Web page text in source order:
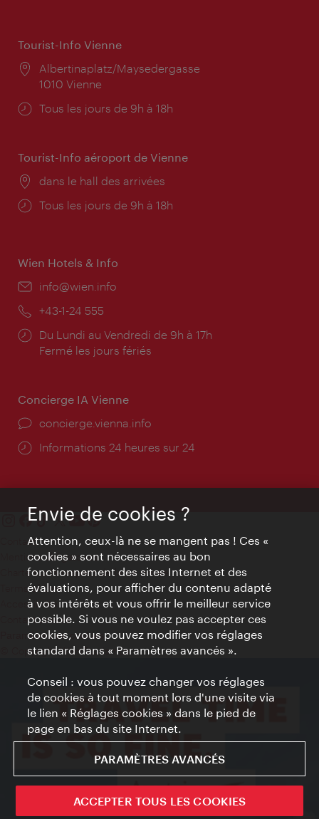
Tourist-Info Vienne
Lieu:
Albertinaplatz/Maysedergasse
1010 Vienne
Horaires
Tous les jours de 9h à 18h
Tourist-Info aéroport de Vienne
Lieu:
dans le hall des arrivées
Horaires
Tous les jours de 9h à 18h
Wien Hotels & Info
E-
info@wien.info
Téléphone:
+43-1-24 555
Horaires
d'ouverture:
Du Lundi au Vendredi de 9h à 17h
Fermé les jours fériés
Concierge IA Vienne
Ort:
concierge.vienna.info
Öffnungszeiten:
Informations 24 heures sur 24
Contact
Mentions obligatoires
Charte sur le respect de la vie privée
Terms of Use
Accessibilité
Contact presse
Paramètres de cookies
© Copyright WienTourismus
Envie de cookies ?
Attention, ceux-là ne se mangent pas ! Ces «
cookies » sont nécessaires au bon
fonctionnement des sites Internet et des
évaluations, pour afficher du contenu adapté
à vos intérêts et vous offrir le meilleur service
possible. Si vous ne voulez pas accepter ces
cookies, vous pouvez modifier vos réglages
standard dans « Paramètres avancés ».
Conseil : vous pouvez changer vos réglages
de cookies à tout moment lors d'une visite via
le lien « Réglages cookies » dans le pied de
page en bas du site Internet.
PARAMÈTRES AVANCÉS
ACCEPTER TOUS LES COOKIES